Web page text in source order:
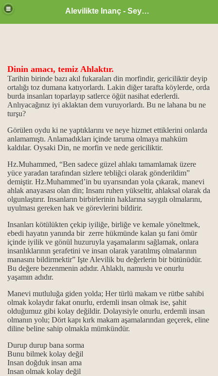
Alevilikte Inanç - Seyyid Hakkı
Dinin amacı, temiz Ahlaktır.
Tarihin birinde bazı akıl fukaraları din morfindir, gericiliktir deyip
ortalığı toz dumana katıyorlardı. Lakin diğer tarafta köylerde, orda
burda insanları toparlayıp satlerce öğüt nasihat ederlerdi.
Anlıyacağınız iyi aklaktan dem vuruyorlardı. Bu ne lahana bu ne
turşu?
Görülen oydu ki ne yaptıklarını ve neye hizmet ettiklerini onlarda
anlamamıştı. Anlamadıkları içinde taruma olmaya mahküm
kaldılar. Oysaki Din, ne morfin ve nede gericiliktir.
Hz.Muhammed, “Ben sadece güzel ahlakı tamamlamak üzere
yüce yaradan tarafından sizlere tebliğci olarak gönderildim”
demiştir. Hz.Muhammed’in bu uyarısından yola çıkarak, manevi
ahlak anayasası olan din; Insanı ruhen yükseltir, ahlaksal olarak da
olgunlaştırır. Insanların birbirlerinin haklarına saygılı olmalarını,
uyulması gereken hak ve görevlerini bildirir.
Insanları kötülükten çekip iyiliğe, birliğe ve kemale yöneltmek,
ebedi hayatın yanında bir zerre hükmünde kalan şu fani ömür
içinde iyilik ve gönül huzuruyla yaşamalarını sağlamak, onlara
insanlıklarının şerafetini ve insan olarak yaratılmış olmalarının
manasını bildirmektir” Işte Alevilik bu değerlerin bir bütünüdür.
Bu değere bezenmenin adıdır. Ahlaklı, namuslu ve onurlu
yaşamın adıdır.
Manevi mutluluğa giden yolda; Her türlü makam ve rütbe sahibi
olmak kolaydır fakat onurlu, erdemli insan olmak ise, şahit
olduğumuz gibi kolay değildir. Dolayısiyle onurlu, erdemli insan
olmanın yolu; Dört kapı kırk makam aşamalarından geçerek, eline
diline beline sahip olmakla mümkündür.
Durup durup bana sorma
Bunu bilmek kolay değil
Insan doğduk insan ama
Insan olmak kolay değil
Hüsna
konumu…
ve Dar çeşitleri...
kavramları
manaları...